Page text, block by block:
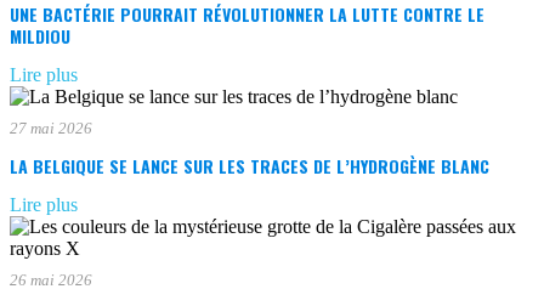
UNE BACTÉRIE POURRAIT RÉVOLUTIONNER LA LUTTE CONTRE LE
MILDIOU
Lire plus
27 mai 2026
LA BELGIQUE SE LANCE SUR LES TRACES DE L’HYDROGÈNE BLANC
Lire plus
26 mai 2026